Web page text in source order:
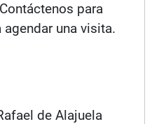
para
una visita.
de Alajuela